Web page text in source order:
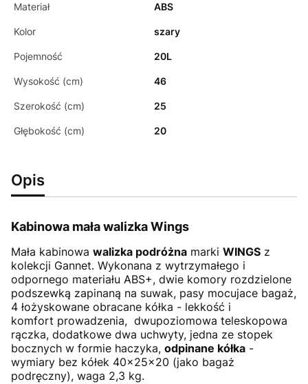
Materiał ABS
Kolor szary
Pojemność 20L
Wysokość (cm) 46
Szerokość (cm) 25
Głębokość (cm) 20
Opis
Kabinowa mała walizka Wings
Mała kabinowa walizka podróżna marki WINGS z
kolekcji Gannet. Wykonana z wytrzymałego i
odpornego materiału ABS+, dwie komory rozdzielone
podszewką zapinaną na suwak, pasy mocujace bagaż,
4 łożyskowane obracane kółka - lekkość i
komfort prowadzenia, dwupoziomowa teleskopowa
rączka, dodatkowe dwa uchwyty, jedna ze stopek
bocznych w formie haczyka, odpinane kółka -
wymiary bez kółek 40x25x20 (jako bagaż
podręczny), waga 2,3 kg.